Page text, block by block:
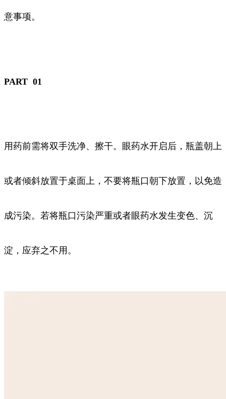
意事项。
PART 01
用药前需将双手洗净、擦干。眼药水开启后，瓶盖朝上
或者倾斜放置于桌面上，不要将瓶口朝下放置，以免造
成污染。若将瓶口污染严重或者眼药水发生变色、沉
淀，应弃之不用。